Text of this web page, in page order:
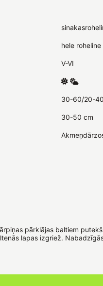
hele roheline
V-VI
30-60/20-
30-50 cm
pārklājas baltiem
lapas izgriež.